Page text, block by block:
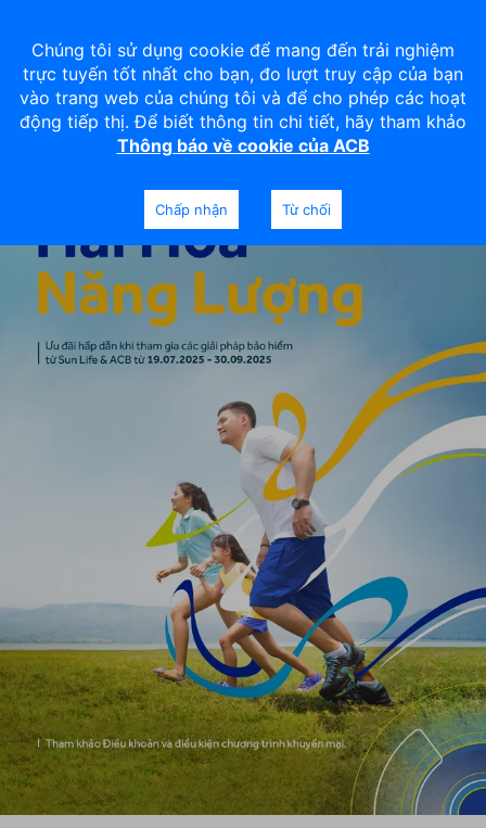
Chúng tôi sử dụng cookie để mang đến trải nghiệm
trực tuyến tốt nhất cho bạn, đo lượt truy cập của bạn
vào trang web của chúng tôi và để cho phép các hoạt
động tiếp thị. Để biết thông tin chi tiết, hãy tham khảo
Thông báo về cookie của ACB
Chấp nhận Từ chối